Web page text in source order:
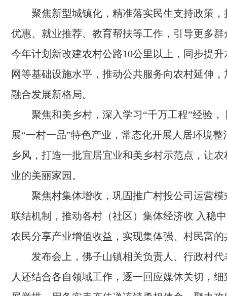
聚焦新型城镇化，精准落实民生支持政策
优惠、就业推荐、教育帮扶等工作，引导更多
今年计划新改建农村公路10公里以上，同步提
网等基础设施水平，推动公共服务向农村延伸
融合发展新格局。
聚焦和美乡村，深入学习“千万工程”经验，
展“一村一品”特色产业，常态化开展人居环境整
乡风，打造一批宜居宜业和美乡村示范点，让
业的美丽家园。
聚焦村集体增收，巩固推广村投公司运营
联结机制，推动各村（社区）集体经济收 入稳
农民分享产业增值收益，实现集体强、村民富的
发布会上，佛子山镇相关负责人、行政村
人还结合各自领域工作，逐一回应媒体关切，